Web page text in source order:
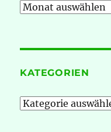
Archiv
KATEGORIEN
Kategorien